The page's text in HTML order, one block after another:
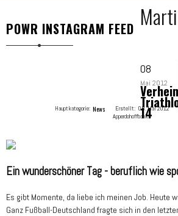
POWR INSTAGRAM FEED
08
Mai 2012
14
Hauptkategorie: News Erstellt: 08. Mai 2012
Apperdohoffbank
Ein wunderschöner Tag - beruflich wie
Es gibt Momente, da liebe ich meinen Job. Heute
Ganz Fußball-Deutschland fragte sich in den